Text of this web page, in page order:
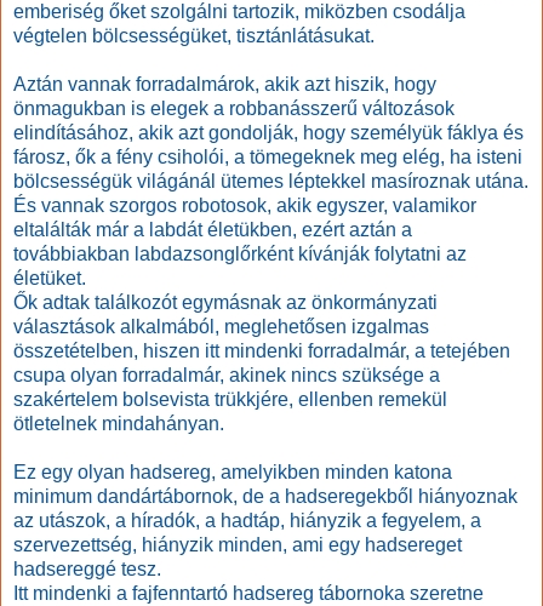
emberiség őket szolgálni tartozik, miközben csodálja
végtelen bölcsességüket, tisztánlátásukat.
Aztán vannak forradalmárok, akik azt hiszik, hogy
önmagukban is elegek a robbanásszerű változások
elindításához, akik azt gondolják, hogy személyük fáklya és
fárosz, ők a fény csiholói, a tömegeknek meg elég, ha isteni
bölcsességük világánál ütemes léptekkel masíroznak utána.
És vannak szorgos robotosok, akik egyszer, valamikor
eltalálták már a labdát életükben, ezért aztán a
továbbiakban labdazsonglőrként kívánják folytatni az
életüket.
Ők adtak találkozót egymásnak az önkormányzati
választások alkalmából, meglehetősen izgalmas
összetételben, hiszen itt mindenki forradalmár, a tetejében
csupa olyan forradalmár, akinek nincs szüksége a
szakértelem bolsevista trükkjére, ellenben remekül
ötletelnek mindahányan.
Ez egy olyan hadsereg, amelyikben minden katona
minimum dandártábornok, de a hadseregekből hiányoznak
az utászok, a híradók, a hadtáp, hiányzik a fegyelem, a
szervezettség, hiányzik minden, ami egy hadsereget
hadsereggé tesz.
Itt mindenki a fajfenntartó hadsereg tábornoka szeretne